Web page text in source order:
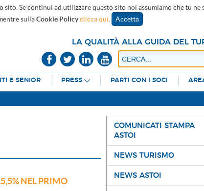
Se continui ad utilizzare questo sito noi assumiamo che tu ne
mentre sullaCookie Policy clicca qui Accetta
LA QUALITÀ ALLA GUIDA DEL
E SENIOR PRESS PARTI CON I SOCI
NEL PRIMO
COMUNICATI STAMPA
ASTOI
NEWS TURISMO
NEWS ASTOI